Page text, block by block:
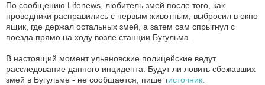
По сообщению Lifenews, любитель змей после того, как
проводники расправились с первым животным, выбросил в окно
ящик, где держал остальных змей, а затем сам спрыгнул с
поезда прямо на ходу возле станции Бугульма.
В настоящий момент ульяновские полицейские ведут
расследование данного инцидента. Будут ли ловить сбежавших
змей в Бугульме - не сообщается, пише тисточник